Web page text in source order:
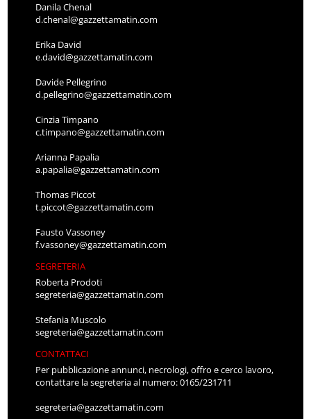
Danila Chenal
d.chenal@gazzettamatin.com
Erika David
e.david@gazzettamatin.com
Davide Pellegrino
d.pellegrino@gazzettamatin.com
Cinzia Timpano
c.timpano@gazzettamatin.com
Arianna Papalia
a.papalia@gazzettamatin.com
Thomas Piccot
t.piccot@gazzettamatin.com
Fausto Vassoney
f.vassoney@gazzettamatin.com
SEGRETERIA
Roberta Prodoti
segreteria@gazzettamatin.com
Stefania Muscolo
segreteria@gazzettamatin.com
CONTATTACI
Per pubblicazione annunci, necrologi, offro e cerco lavoro,
contattare la segreteria al numero: 0165/231711
segreteria@gazzettamatin.com